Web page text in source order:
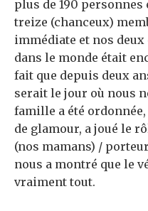
plus de 190
treize (chanceux)
immédiate et nos
dans le monde était
fait que depuis deux
serait le jour où nous
famille a été
de glamour, a joué le
(nos mamans) /
nous a montré que le
vraiment tout.